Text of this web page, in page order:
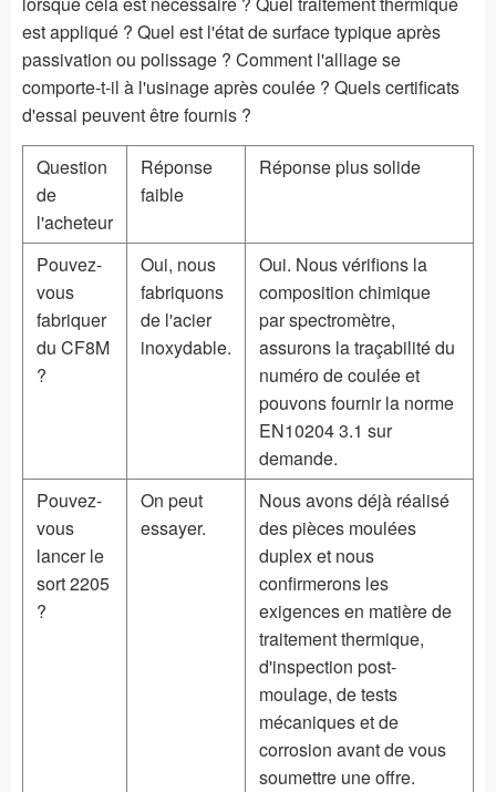
est appliqué ? Quel est l'état de surface typique après
passivation ou polissage ? Comment l'alliage se
comporte-t-il à l'usinage après coulée ? Quels certificats
d'essai peuvent être fournis ?
Question
de
l'acheteur
Réponse
faible
Réponse plus solide
Pouvez-
vous
fabriquer
du CF8M
?
Oui, nous
fabriquons
de l'acier
inoxydable.
Oui. Nous vérifions la
composition chimique
par spectromètre,
assurons la traçabilité du
numéro de coulée et
pouvons fournir la norme
EN10204 3.1 sur
demande.
Pouvez-
vous
lancer le
sort 2205
?
On peut
essayer.
Nous avons déjà réalisé
des pièces moulées
duplex et nous
confirmerons les
exigences en matière de
traitement thermique,
d'inspection post-
moulage, de tests
mécaniques et de
corrosion avant de vous
soumettre une offre.